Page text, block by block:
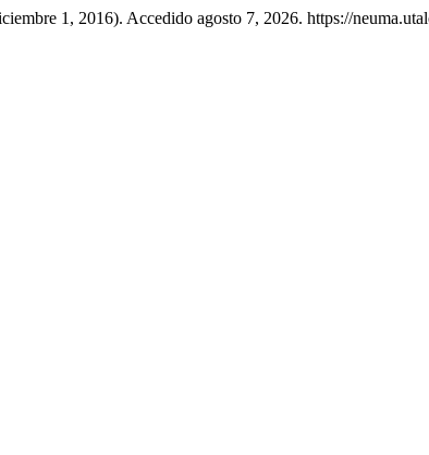
1, 2016). Accedido agosto 7, 2026. https://